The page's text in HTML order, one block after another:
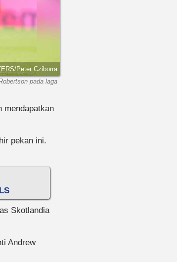
Peter Cziborra
pada laga
mendapatkan
pekan ini.
Skotlandia
Andrew